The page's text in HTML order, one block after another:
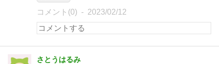
コメント(0) 2023/02/12
さとうはるみ